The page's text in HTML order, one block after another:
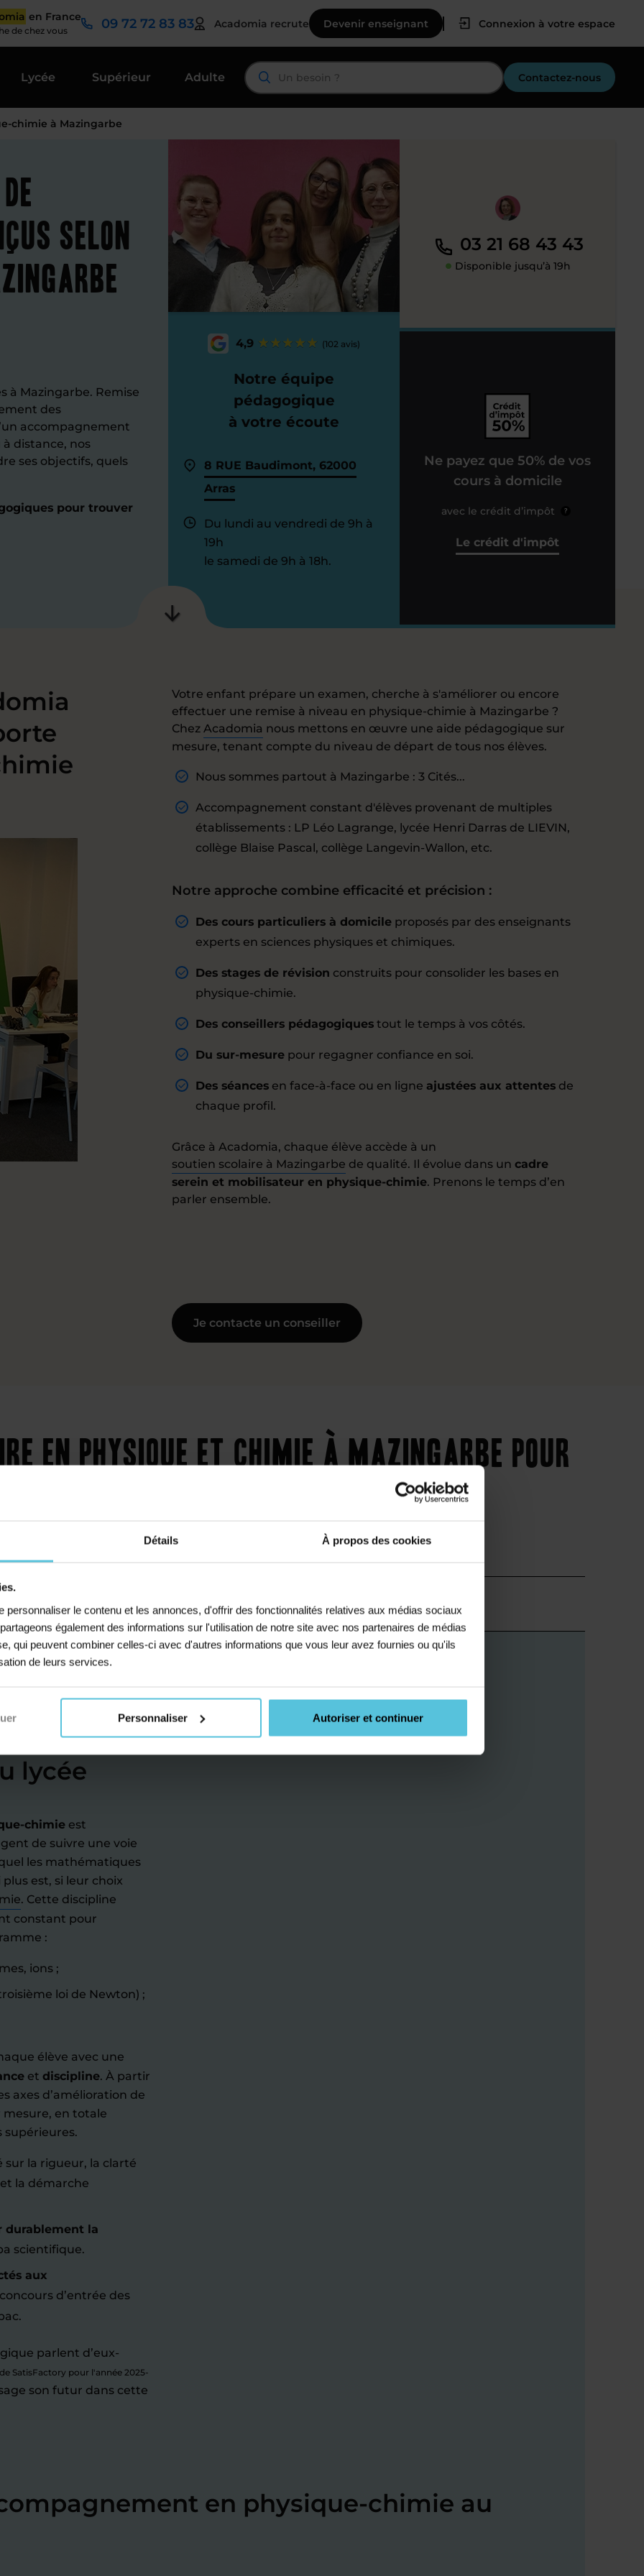
Détails À propos des cookies
personnaliser le contenu et les annonces, d'offrir des fonctionnalités relatives aux médias sociaux
également des informations sur l'utilisation de notre site avec nos partenaires de médias
qui peuvent combiner celles-ci avec d'autres informations que vous leur avez fournies ou qu'ils
de leurs services.
Personnaliser Autoriser et continuer
en France
de chez vous 09 72 72 83 83 Acadomia recrute Devenir enseignant Connexion à votre espace
Lycée Supérieur Adulte Contactez-nous
chimie à Mazingarbe
selon
à Mazingarbe. Remise
des
accompagnement
distance, nos
ses objectifs, quels
pour trouver
4,9 (102 avis)
Notre équipe
pédagogique
à votre écoute
8 RUE Baudimont, 62000
Arras
Du lundi au vendredi de 9h à
19h
le samedi de 9h à 18h.
03 21 68 43 43
Disponible jusqu’à 19h
Ne payez que 50% de vos
cours à domicile
avec le crédit d’impôt ?
Le crédit d'impôt
Votre enfant prépare un examen, cherche à s'améliorer ou encore
effectuer une remise à niveau en physique-chimie à Mazingarbe ?
Chez Acadomia nous mettons en œuvre une aide pédagogique sur
mesure, tenant compte du niveau de départ de tous nos élèves.
Nous sommes partout à Mazingarbe : 3 Cités...
Accompagnement constant d'élèves provenant de multiples
établissements : LP Léo Lagrange, lycée Henri Darras de LIEVIN,
collège Blaise Pascal, collège Langevin-Wallon, etc.
Notre approche combine efficacité et précision :
Des cours particuliers à domicile proposés par des enseignants
experts en sciences physiques et chimiques.
Des stages de révision construits pour consolider les bases en
physique-chimie.
Des conseillers pédagogiques tout le temps à vos côtés.
Du sur-mesure pour regagner confiance en soi.
Des séances en face-à-face ou en ligne ajustées aux attentes de
chaque profil.
Grâce à Acadomia, chaque élève accède à un
soutien scolaire à Mazingarbe de qualité. Il évolue dans un cadre
serein et mobilisateur en physique-chimie. Prenons le temps d’en
parler ensemble.
Je contacte un conseiller
en physique et chimie à Mazingarbe pour
Collège Supérieur
des
de
lycée
chimie est
de suivre une voie
les mathématiques
est, si leur choix
. Cette discipline
constant pour
:
ions ;
loi de Newton) ;
élève avec une
et discipline. À partir
axes d’amélioration de
mesure, en totale
supérieures.
sur la rigueur, la clarté
la démarche
durablement la
scientifique.
aux
d’entrée des
parlent d’eux-
SatisFactory pour l'année 2025-
son futur dans cette
en physique-chimie au